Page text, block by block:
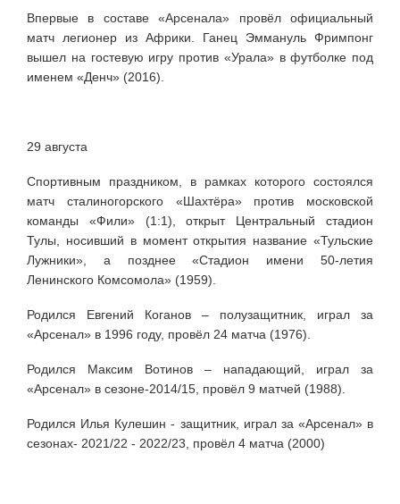
Впервые в составе«Арсенала» провёл официальный
матч легионер из Африки. Ганец Эммануль Фримпонг
вышел на гостевую игру против «Урала» в футболке под
именем «Денч» (2016).
29 августа
Спортивным праздником, в рамках которого состоялся
матч сталиногорского «Шахтёра» против московской
команды «Фили» (1:1), открыт Центральный стадион
Тулы, носивший в момент открытия название «Тульские
Лужники», а позднее «Стадион имени 50-летия
Ленинского Комсомола» (1959).
Родился Евгений Коганов – полузащитник, играл за
«Арсенал» в 1996 году, провёл 24 матча (1976).
Родился Максим Вотинов – нападающий, играл за
«Арсенал» в сезоне-2014/15, провёл 9 матчей (1988).
Родился Илья Кулешин - защитник, играл за «Арсенал» в
сезонах- 2021/22 - 2022/23, провёл 4 матча (2000)